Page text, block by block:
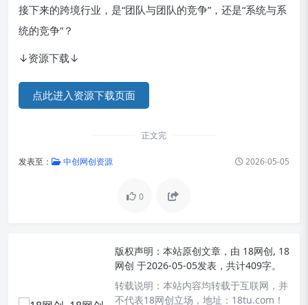
接下来的跨境行业，是“团队与团队的竞争”，还是“系统与系
统的竞争”？
↓资源下载↓
点此进入资源下载页面
正文完
发表至： 中创网创资源 2026-05-05
0
版权声明： 本站原创文章，由 18网创, 18
网创 于2026-05-05发表，共计409字。
转载说明： 本站内容均转载于互联网，并
不代表18网创立场，地址：18tu.com！